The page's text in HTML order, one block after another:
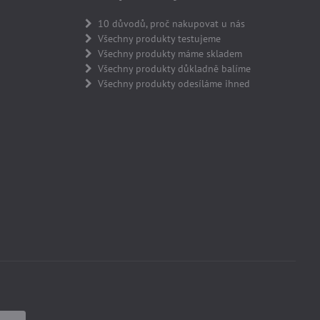
10 důvodů, proč nakupovat u nás
Všechny produkty testujeme
Všechny produkty máme skladem
Všechny produkty důkladně balíme
Všechny produkty odesíláme ihned